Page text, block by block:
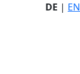
DE | EN